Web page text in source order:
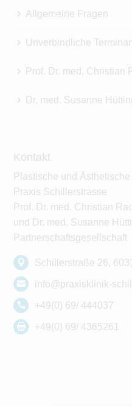
Allgemeine Fragen
Unverbindliche
Prof. Dr. med. Christian
Dr. med. Susanne
Kontakt
Plastische und
Praxis Schillerstrasse
Prof. Dr. med. Christian
und Dr. med. Susanne
Partnerschaftsgesellschaft
Schillerstraße 26,
info@praxisklinik-
+49(0) 69/ 444037
+49(0) 69/ 4365261